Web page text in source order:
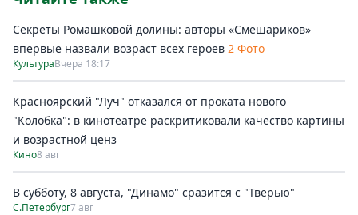
Секреты Ромашковой долины: авторы «Смешариков»
впервые назвали возраст всех героев 2 Фото
КультураВчера 18:17
Красноярский "Луч" отказался от проката нового
"Колобка": в кинотеатре раскритиковали качество картины
и возрастной ценз
Кино8 авг
В субботу, 8 августа, "Динамо" сразится с "Тверью"
С.Петербург7 авг